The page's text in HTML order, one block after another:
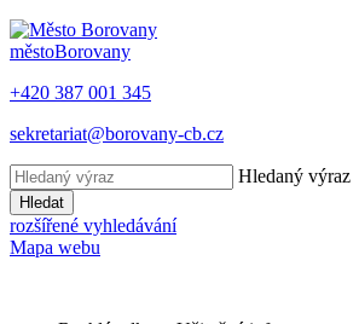
městoBorovany
+420 387 001 345
sekretariat@borovany-cb.cz
Hledaný výraz
Hledat
rozšířené vyhledávání
Mapa webu